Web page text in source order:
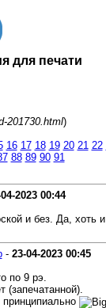
для печати
201730.html)
16 17 18 19 20 21 22
88 89 90 91
2023 00:44
и без. Да, хоть
- 23-04-2023 00:45
по 9 рэ.